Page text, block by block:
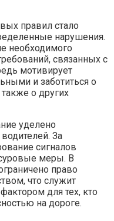
правил стало
нарушения.
необходимого
связанных с
мотивирует
и заботиться о
о других
уделено
За
сигналов
меры. В
право
что служит
для тех, кто
на дороге.